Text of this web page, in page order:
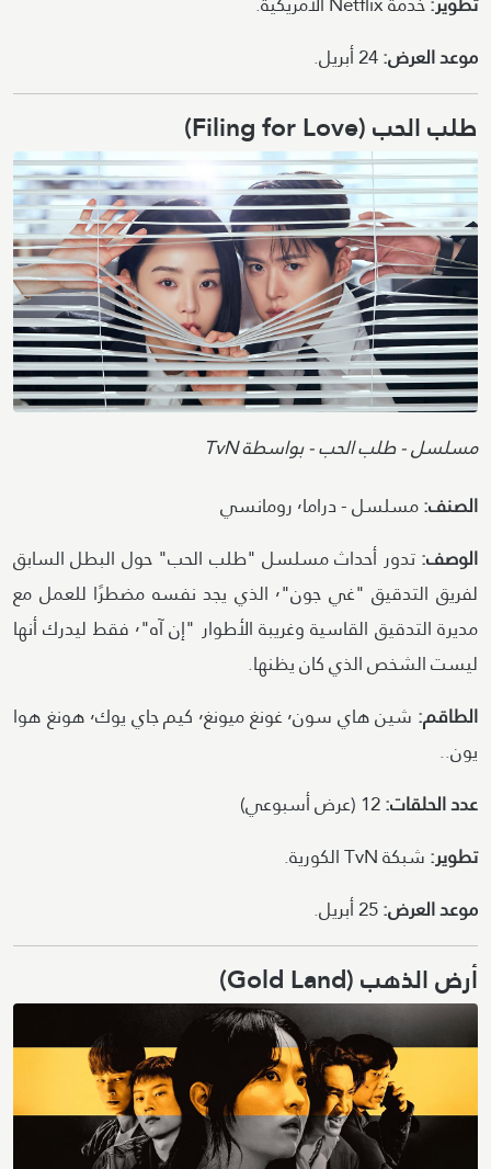
موعد العرض:24 أبريل.
طلب الحب (Filing for Love)
Image
Attribution
مسلسل - طلب الحب - بواسطة TvN
الصنف:مسلسل - دراما٬ رومانسي
الوصف:تدور أحداث مسلسل "طلب الحب" حول البطل السابق
لفريق التدقيق "غي جون"٬ الذي يجد نفسه مضطرًا للعمل مع
مديرة التدقيق القاسية وغريبة الأطوار "إن آه"٬ فقط ليدرك أنها
ليست الشخص الذي كان يظنها.
الطاقم:
شين هاي سون٬ غونغ ميونغ٬ كيم جاي يوك٬ هونغ هوا
يون..
عدد الحلقات:12 (عرض أسبوعي)
تطوير:شبكة TvN الكورية.
موعد العرض:25 أبريل.
أرض الذهب (Gold Land)
Image